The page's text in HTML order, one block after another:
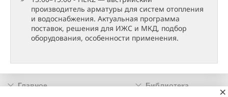
производитель арматуры для систем отопления
и водоснабжения. Актуальная программа
поставок, решения для ИЖС и МКД, подбор
оборудования, особенности применения.
Главное
Библиотека
×